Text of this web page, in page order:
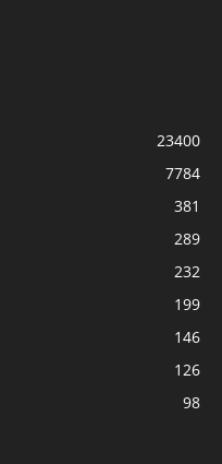
23400
7784
381
289
232
199
146
126
98